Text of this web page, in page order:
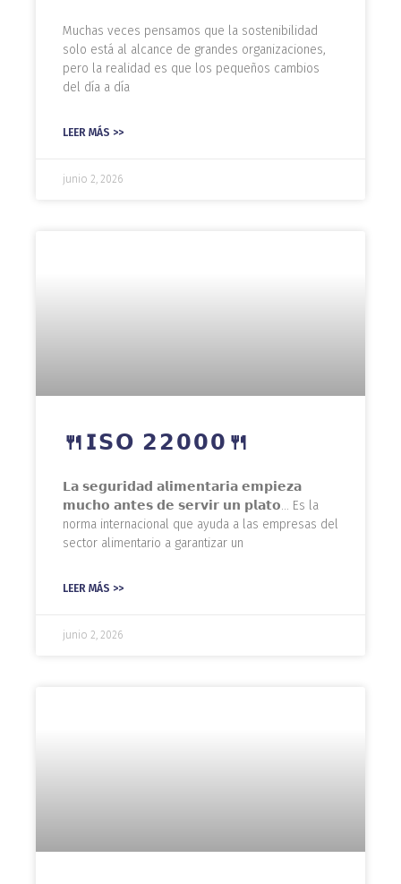
Muchas veces pensamos que la sostenibilidad
solo está al alcance de grandes organizaciones,
pero la realidad es que los pequeños cambios
del día a día
LEER MÁS >>
junio 2, 2026
🍴𝗜𝗦𝗢 𝟮𝟮𝟬𝟬𝟬🍴
𝗟𝗮 𝘀𝗲𝗴𝘂𝗿𝗶𝗱𝗮𝗱 𝗮𝗹𝗶𝗺𝗲𝗻𝘁𝗮𝗿𝗶𝗮 𝗲𝗺𝗽𝗶𝗲𝘇𝗮
𝗺𝘂𝗰𝗵𝗼 𝗮𝗻𝘁𝗲𝘀 𝗱𝗲 𝘀𝗲𝗿𝘃𝗶𝗿 𝘂𝗻 𝗽𝗹𝗮𝘁𝗼… Es la
norma internacional que ayuda a las empresas del
sector alimentario a garantizar un
LEER MÁS >>
junio 2, 2026